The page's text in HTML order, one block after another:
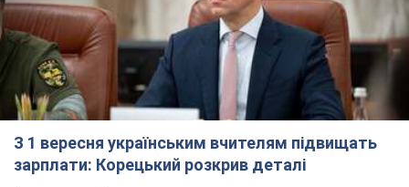
З 1 вересня українським вчителям підвищать
зарплати: Корецький розкрив деталі